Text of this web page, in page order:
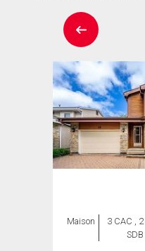
Maison
3 CAC , 2
SDB